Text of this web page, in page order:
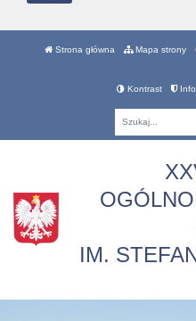
Strona główna Mapa strony
Kontrast
IM.